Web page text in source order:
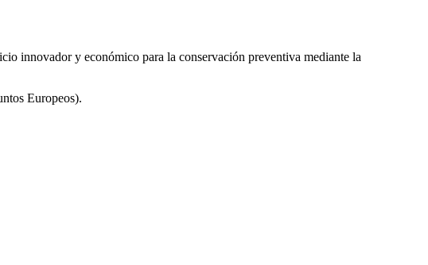
innovador y económico para la conservación preventiva mediante la
Europeos).